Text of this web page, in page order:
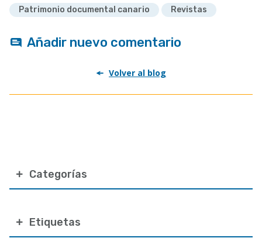
Categorías
Etiquetas
Patrimonio documental canario Revistas
Añadir nuevo comentario
Volver al blog